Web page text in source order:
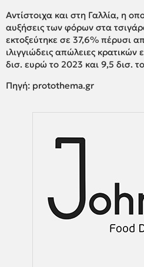
Αντίστοιχα και στη Γαλλία, η
αυξήσεις των φόρων στα
εκτοξεύτηκε σε 37,6% πέρυσι
ιλιγγιώδεις απώλειες
δισ. ευρώ το 2023 και 9,5 δισ.
Πηγή: protothema.gr